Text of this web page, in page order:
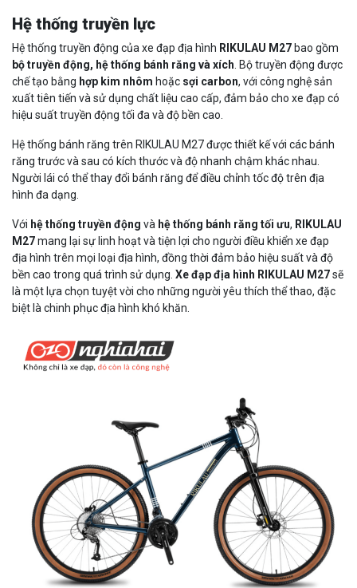
Hệ thống truyền lực
Hệ thống truyền động của xe đạp địa hình RIKULAU M27 bao gồm
bộ truyền động, hệ thống bánh răng và xích . Bộ truyền động được
chế tạo bằng hợp kim nhôm hoặc sợi carbon, với công nghệ sản
xuất tiên tiến và sử dụng chất liệu cao cấp, đảm bảo cho xe đạp có
hiệu suất truyền động tối đa và độ bền cao.
Hệ thống bánh răng trên RIKULAU M27 được thiết kế với các bánh
răng trước và sau có kích thước và độ nhanh chậm khác nhau.
Người lái có thể thay đổi bánh răng để điều chỉnh tốc độ trên địa
hình đa dạng.
Với hệ thống truyền động và hệ thống bánh răng tối ưu, RIKULAU
M27mang lại sự linh hoạt và tiện lợi cho người điều khiển xe đạp
địa hình trên mọi loại địa hình, đồng thời đảm bảo hiệu suất và độ
bền cao trong quá trình sử dụng. Xe đạp địa hình RIKULAU M27sẽ
là một lựa chọn tuyệt vời cho những người yêu thích thể thao, đặc
biệt là chinh phục địa hình khó khăn.